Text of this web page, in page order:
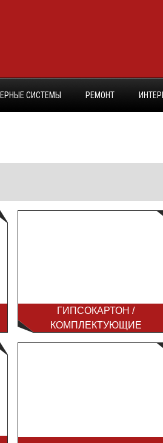
СИСТЕМЫ РЕМОНТ
ГИПСОКАРТОН /
КОМПЛЕКТУЮЩИЕ